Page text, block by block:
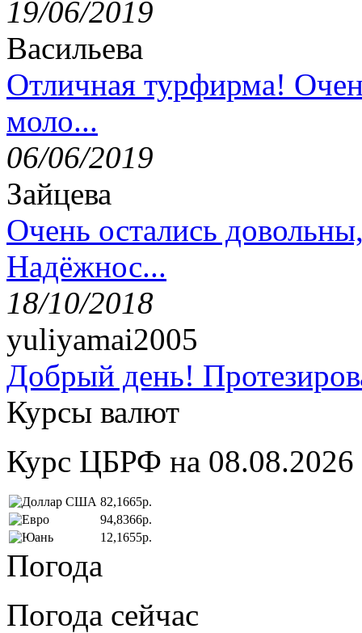
19/06/2019
Васильева
Отличная турфирма!
моло...
06/06/2019
Зайцева
Очень остались
Надёжнос...
18/10/2018
yuliyamai2005
Добрый день!
Курсы валют
Курс ЦБРФ на 08.08.2026
82,1665р.
94,8366р.
12,1655р.
Погода
Погода сейчас